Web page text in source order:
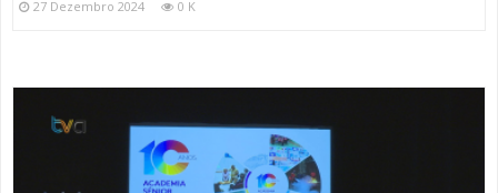
27 Dezembro 2024 0 K